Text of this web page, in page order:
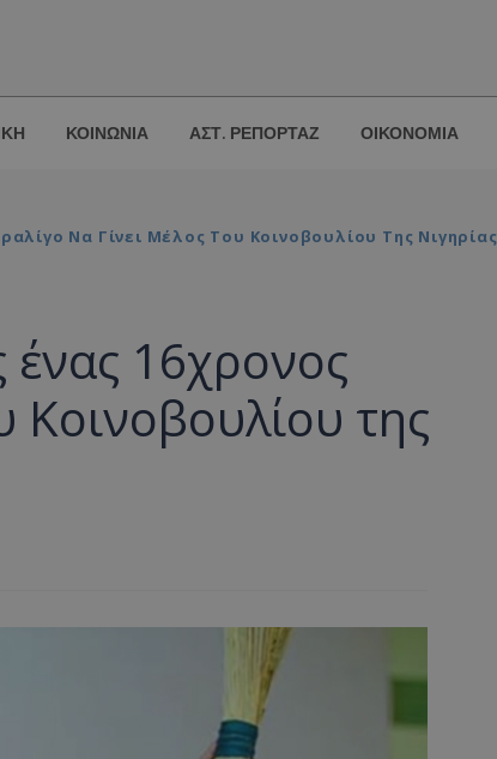
ΚΟΙΝΩΝΙΑ ΑΣΤ. ΡΕΠΟΡΤΑΖ ΟΙΚΟΝΟΜΙΑ
Να Γίνει Μέλος Του Κοινοβουλίου Της Νιγηρίας
16χρονος
Κοινοβουλίου της